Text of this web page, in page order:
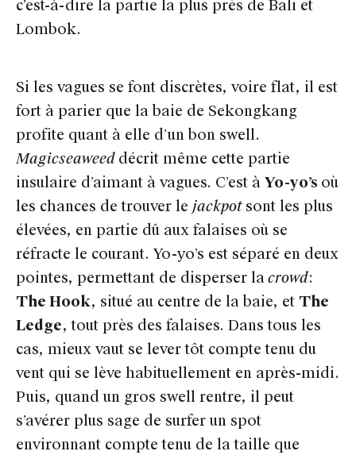
c’est-à-dire la partie la plus près de Bali et
Lombok.
Si les vagues se font discrètes, voire flat, il est
fort à parier que la baie de Sekongkang
profite quant à elle d’un bon swell.
Magicseaweed décrit même cette partie
insulaire d’aimant à vagues. C’est à Yo-yo’s où
les chances de trouver le jackpotsont les plus
élevées, en partie dû aux falaises où se
réfracte le courant. Yo-yo’s est séparé en deux
pointes, permettant de disperser lacrowd:
The Hook, situé au centre de la baie, et The
Ledge, tout près des falaises. Dans tous les
cas, mieux vaut se lever tôt compte tenu du
vent qui se lève habituellement en après-midi.
Puis, quand un gros swell rentre, il peut
s’avérer plus sage de surfer un spot
environnant compte tenu de la taille que